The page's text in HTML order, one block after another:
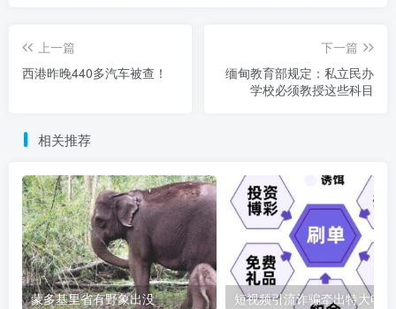
上一篇
西港昨晚440多汽车被查！
下一篇
缅甸教育部规定：私立民办
学校必须教授这些科目
相关推荐
蒙多基里省有野象出没